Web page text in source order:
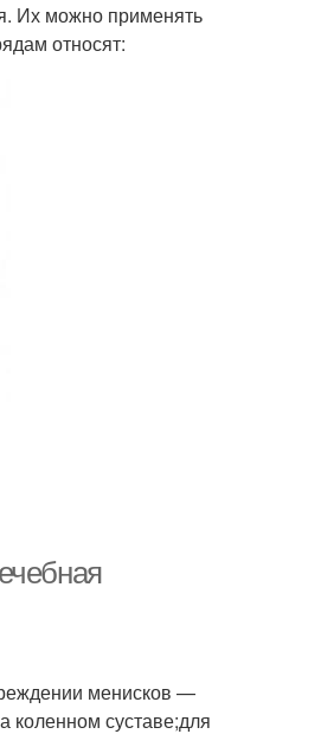
Их можно применять
относят:
менисков —
коленном суставе;для